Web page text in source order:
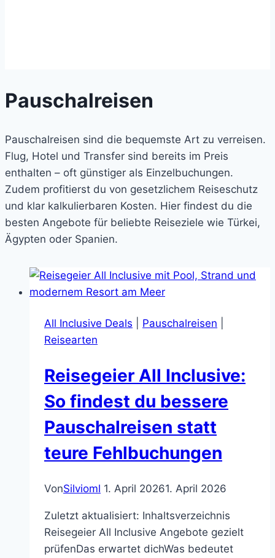
Pauschalreisen
Pauschalreisen sind die bequemste Art zu verreisen.
Flug, Hotel und Transfer sind bereits im Preis
enthalten – oft günstiger als Einzelbuchungen.
Zudem profitierst du von gesetzlichem Reiseschutz
und klar kalkulierbaren Kosten. Hier findest du die
besten Angebote für beliebte Reiseziele wie Türkei,
Ägypten oder Spanien.
All Inclusive Deals Pauschalreisen
Reisearten
Reisegeier All Inclusive:
So findest du bessere
Pauschalreisen statt
teure Fehlbuchungen
VonSilvioml 1. April 20261. April 2026
Zuletzt aktualisiert: Inhaltsverzeichnis
Reisegeier All Inclusive Angebote gezielt
prüfenDas erwartet dichWas bedeutet